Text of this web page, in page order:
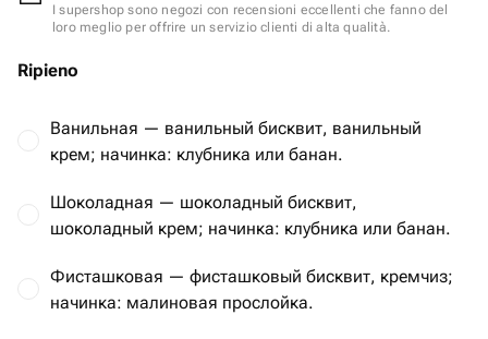
I supershop sono negozi con recensioni eccellenti che fanno del
loro meglio per offrire un servizio clienti di alta qualità.
Ripieno
Ванильная — ванильный бисквит, ванильный
крем; начинка: клубника или банан.
Шоколадная — шоколадный бисквит,
шоколадный крем; начинка: клубника или банан.
Фисташковая — фисташковый бисквит, кремчиз;
начинка: малиновая прослойка.